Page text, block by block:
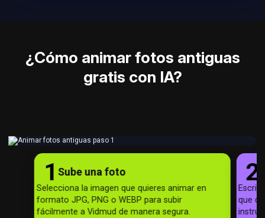
¿Cómo animar fotos antiguas
gratis con IA?
1 Sube una foto
Selecciona la imagen que quieres animar en
formato JPG, PNG o WEBP para subir
fácilmente a Vidmud de manera segura.
2
que